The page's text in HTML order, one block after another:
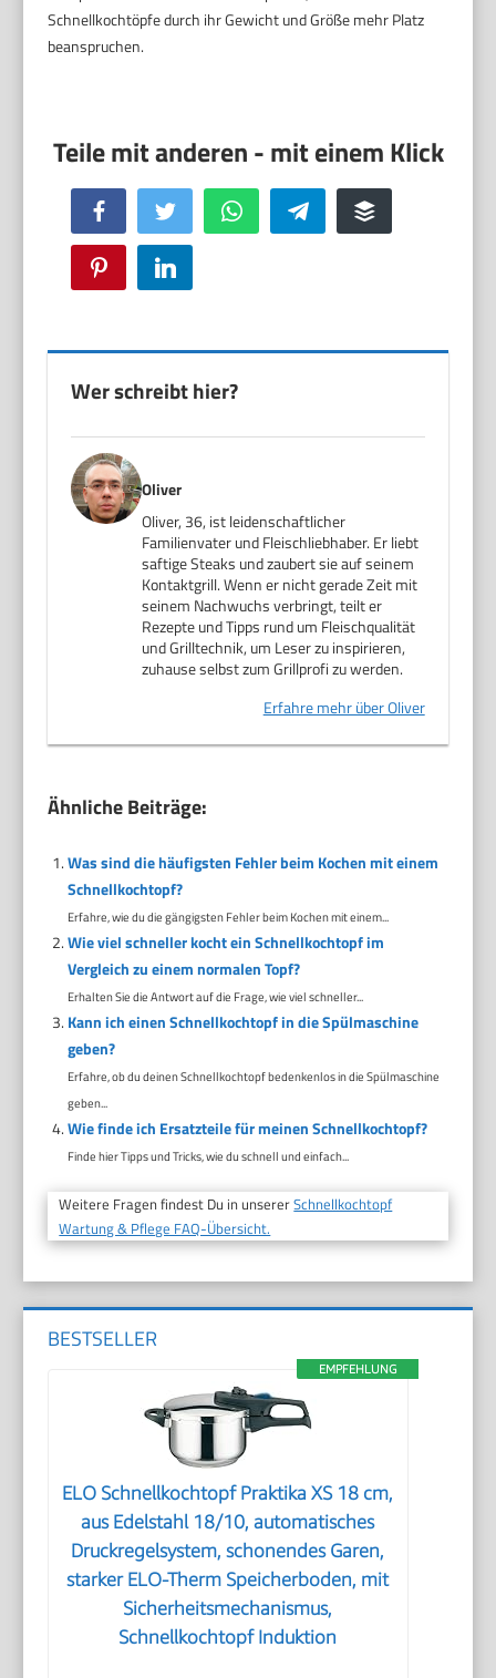
Schnellkochtöpfe durch ihr Gewicht und Größe mehr Platz
beanspruchen.
Facebook Twitter WhatsApp Telegram Buffer
Pinterest LinkedIn
Wer schreibt hier?
Oliver
Oliver, 36, ist leidenschaftlicher
Familienvater und Fleischliebhaber. Er liebt
saftige Steaks und zaubert sie auf seinem
Kontaktgrill. Wenn er nicht gerade Zeit mit
seinem Nachwuchs verbringt, teilt er
Rezepte und Tipps rund um Fleischqualität
und Grilltechnik, um Leser zu inspirieren,
zuhause selbst zum Grillprofi zu werden.
Erfahre mehr über Oliver
Ähnliche Beiträge:
Was sind die häufigsten Fehler beim Kochen mit einem
Schnellkochtopf?
Erfahre, wie du die gängigsten Fehler beim Kochen mit einem...
Wie viel schneller kocht ein Schnellkochtopf im
Vergleich zu einem normalen Topf?
Erhalten Sie die Antwort auf die Frage, wie viel schneller...
Kann ich einen Schnellkochtopf in die Spülmaschine
geben?
Erfahre, ob du deinen Schnellkochtopf bedenkenlos in die Spülmaschine
geben...
Wie finde ich Ersatzteile für meinen Schnellkochtopf?
Finde hier Tipps und Tricks, wie du schnell und einfach...
Weitere Fragen findest Du in unsererSchnellkochtopf
Wartung & Pflege FAQ-Übersicht.
BESTSELLER
EMPFEHLUNG
ELO Schnellkochtopf Praktika XS 18 cm,
aus Edelstahl 18/10, automatisches
Druckregelsystem, schonendes Garen,
starker ELO-Therm Speicherboden, mit
Sicherheitsmechanismus,
Schnellkochtopf Induktion